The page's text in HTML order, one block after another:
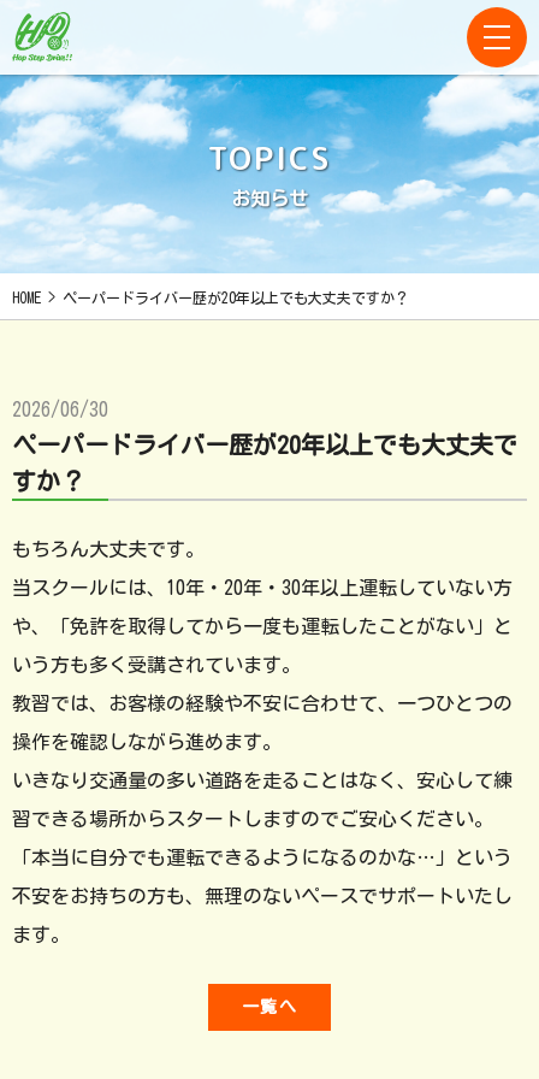
TOPICS
お知らせ
HOME > ペーパードライバー歴が20年以上でも大丈夫ですか？
2026/06/30
ペーパードライバー歴が20年以上でも大丈夫で
すか？
もちろん大丈夫です。
当スクールには、10年・20年・30年以上運転していない方
や、「免許を取得してから一度も運転したことがない」と
いう方も多く受講されています。
教習では、お客様の経験や不安に合わせて、一つひとつの
操作を確認しながら進めます。
いきなり交通量の多い道路を走ることはなく、安心して練
習できる場所からスタートしますのでご安心ください。
「本当に自分でも運転できるようになるのかな…」という
不安をお持ちの方も、無理のないペースでサポートいたし
ます。
一覧へ